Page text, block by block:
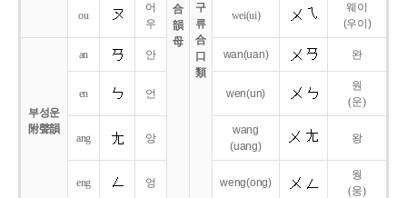
合
韻
母
구
류
合
口
類
ou
어
우
wei(ui)
웨이
(우이)
부성운
附聲韻
an 안 wan(uan) 완
en 언 wen(un)
원
(운)
ang 앙
wang
(uang)
왕
eng 엉 weng(ong)
웡
(웅)